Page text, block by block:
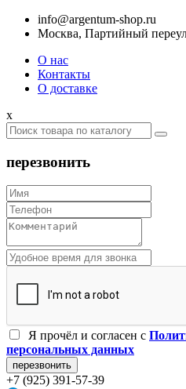
info@argentum-shop.ru
Москва, Партийный
О нас
Контакты
О доставке
x
перезвонить
Я прочёл и согласен c
персональных данных
+7 (925) 391-57-39